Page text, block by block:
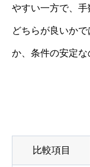
やすい一方で、手
どちらが良いか
か、条件の安定な
比較項目